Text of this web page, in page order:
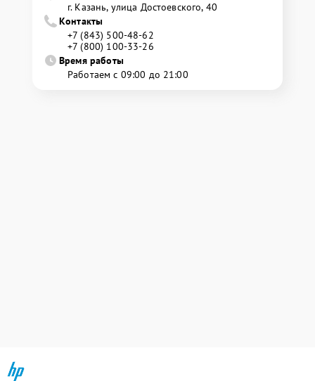
г. Казань, улица Достоевского, 40
Контакты
+7 (843) 500-48-62
+7 (800) 100-33-26
Время работы
Работаем с 09:00 до 21:00